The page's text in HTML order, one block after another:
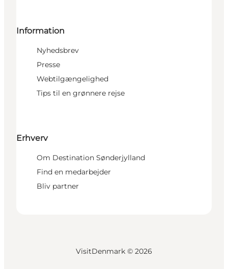
Information
Nyhedsbrev
Presse
Webtilgængelighed
Tips til en grønnere rejse
Erhverv
Om Destination Sønderjylland
Find en medarbejder
Bliv partner
VisitDenmark © 2026